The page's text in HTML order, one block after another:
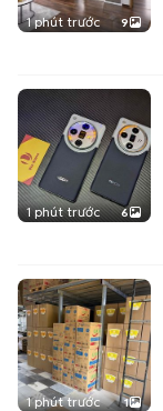
1 phút trước 9
1 phút trước 6
1 phút trước 1